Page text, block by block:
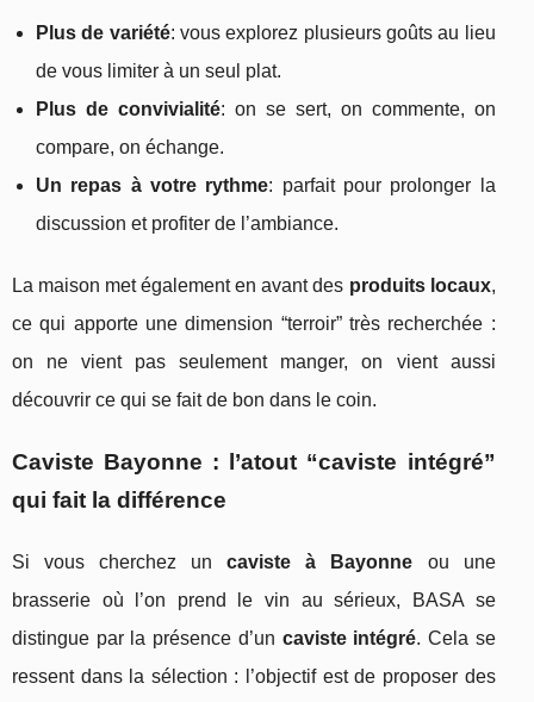
Plus de variété: vous explorez plusieurs goûts au lieu
de vous limiter à un seul plat.
Plus de convivialité: on se sert, on commente, on
compare, on échange.
Un repas à votre rythme: parfait pour prolonger la
discussion et profiter de l’ambiance.
La maison met également en avant des produits locaux,
ce qui apporte une dimension “terroir” très recherchée :
on ne vient pas seulement manger, on vient aussi
découvrir ce qui se fait de bon dans le coin.
Caviste Bayonne : l’atout “caviste intégré”
qui fait la différence
Si vous cherchez uncaviste à Bayonne ou une
brasserie où l’on prend le vin au sérieux, BASA se
distingue par la présence d’un caviste intégré. Cela se
ressent dans la sélection : l’objectif est de proposer des